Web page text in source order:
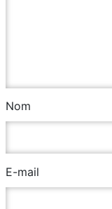
Nom
E-mail